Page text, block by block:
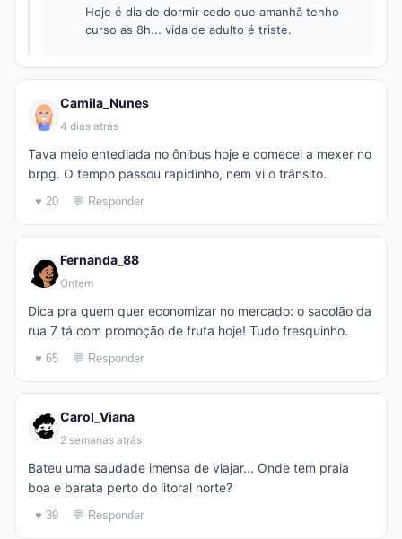
Hoje é dia de dormir cedo que amanhã tenho
curso as 8h... vida de adulto é triste.
Camila_Nunes
4 dias atrás
Tava meio entediada no ônibus hoje e comecei a mexer no
brpg. O tempo passou rapidinho, nem vi o trânsito.
♥ 20 💬 Responder
Fernanda_88
Ontem
Dica pra quem quer economizar no mercado: o sacolão da
rua 7 tá com promoção de fruta hoje! Tudo fresquinho.
♥ 65 💬 Responder
Carol_Viana
2 semanas atrás
Bateu uma saudade imensa de viajar... Onde tem praia
boa e barata perto do litoral norte?
♥ 39 💬 Responder